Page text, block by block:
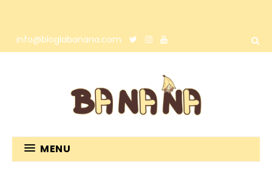
info@bloglabanana.com
MENU